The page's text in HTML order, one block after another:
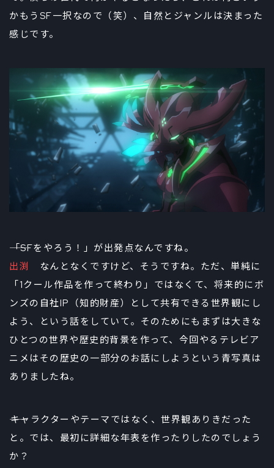
かもうSF一択なので（笑）、自然とジャンルは決まった
感じです。
――「SFをやろう！」が出発点なんですね。
出渕
なんとなくですけど、そうですね。ただ、単純に
「1クール作品を作って終わり」ではなくて、将来的にボ
ンズの自社IP（知的財産）として共有できる世界観にし
よう、という話をしていて。そのためにもまずは大きな
ひとつの世界や歴史的背景を作って、今回やるテレビア
ニメはその歴史の一部分のお話にしようという青写真は
ありましたね。
――キャラクターやテーマではなく、世界観ありきだった
と。では、最初に詳細な年表を作ったりしたのでしょう
か？